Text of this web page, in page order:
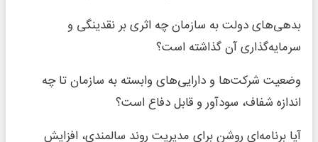
بدهی‌های دولت به سازمان چه اثری بر نقدینگی و
سرمایه‌گذاری آن گذاشته است؟
وضعیت شرکت‌ها و دارایی‌های وابسته به سازمان تا چه
اندازه شفاف، سودآور و قابل دفاع است؟
آیا برنامه‌ای روشن برای مدیریت روند سالمندی، افزایش